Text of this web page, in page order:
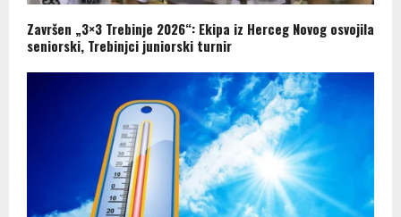
Završen „3×3 Trebinje 2026“: Ekipa iz Herceg Novog osvojila
seniorski, Trebinjci juniorski turnir